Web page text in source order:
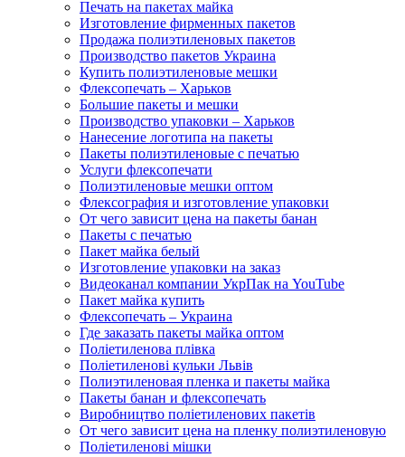
Печать на пакетах майка
Изготовление фирменных пакетов
Продажа полиэтиленовых пакетов
Производство пакетов Украина
Купить полиэтиленовые мешки
Флексопечать – Харьков
Большие пакеты и мешки
Производство упаковки – Харьков
Нанесение логотипа на пакеты
Пакеты полиэтиленовые с печатью
Услуги флексопечати
Полиэтиленовые мешки оптом
Флексография и изготовление упаковки
От чего зависит цена на пакеты банан
Пакеты с печатью
Пакет майка белый
Изготовление упаковки на заказ
Видеоканал компании УкрПак на YouTube
Пакет майка купить
Флексопечать – Украина
Где заказать пакеты майка оптом
Поліетиленова плівка
Поліетиленові кульки Львів
Полиэтиленовая пленка и пакеты майка
Пакеты банан и флексопечать
Виробництво поліетиленових пакетів
От чего зависит цена на пленку полиэтиленовую
Поліетиленові мішки